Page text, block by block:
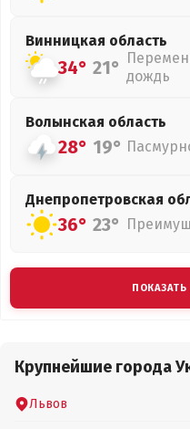
Винницкая область
34° 21° дождь
Волынская область
28° 19°
Днепропетровская
36° 23°
Крупнейшие города
Львов